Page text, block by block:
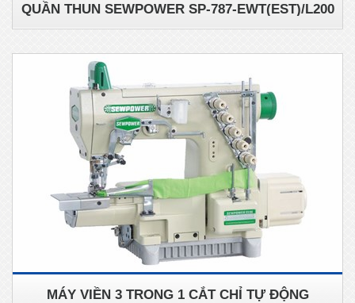
QUẦN THUN SEWPOWER SP-787-EWT(EST)/L200
MÁY VIỀN 3 TRONG 1 CẮT CHỈ TỰ ĐỘNG